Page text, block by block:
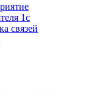
1с
связей